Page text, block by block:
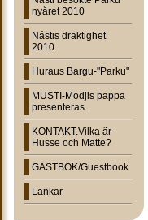
nyåret 2010
Nástis dräktighet
2010
Huraus Bargu-"Parku"
MUSTI-Modjis pappa
presenteras.
KONTAKT.Vilka är
Husse och Matte?
GÄSTBOK/Guestbook
Länkar